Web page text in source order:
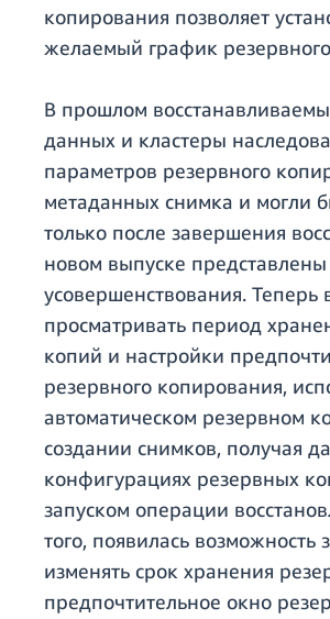
копирования позволяет
желаемый график
В прошлом
данных и кластеры
параметров резервного
метаданных снимка и могли
только после завершения
новом выпуске
усовершенствования. Теперь
просматривать период
копий и настройки
резервного копирования,
автоматическом резервном
создании снимков, получая
конфигурациях резервных
запуском операции
того, появилась возможность
изменять срок хранения
предпочтительное окно